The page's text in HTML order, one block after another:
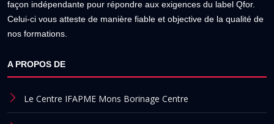
façon indépendante pour répondre aux exigences du label Qfor.
Celui-ci vous atteste de manière fiable et objective de la qualité de
nos formations.
A PROPOS DE
Le Centre IFAPME Mons Borinage Centre